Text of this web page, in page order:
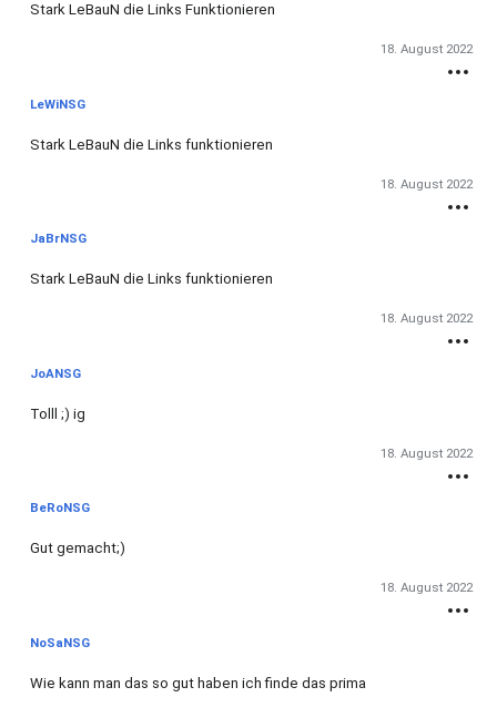
Stark LeBauN die Links Funktionieren
18. August 2022
LeWiNSG
Stark LeBauN die Links funktionieren
18. August 2022
JaBrNSG
Stark LeBauN die Links funktionieren
18. August 2022
JoANSG
Tolll ;) ig
18. August 2022
BeRoNSG
Gut gemacht;)
18. August 2022
NoSaNSG
Wie kann man das so gut haben ich finde das prima